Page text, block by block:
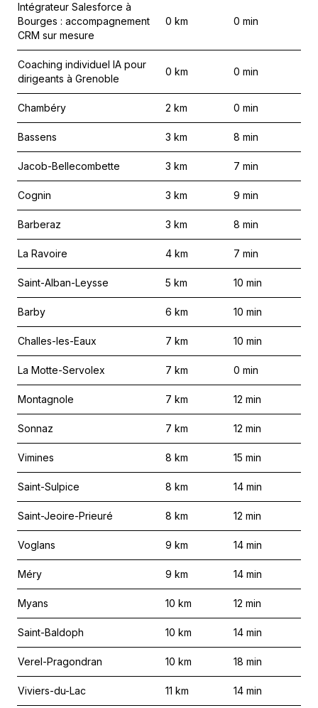
Intégrateur Salesforce à
Bourges : accompagnement
CRM sur mesure
0 km 0 min
Coaching individuel IA pour
dirigeants à Grenoble
0 km 0 min
Chambéry 2 km 0 min
Bassens 3 km 8 min
Jacob-Bellecombette 3 km 7 min
Cognin 3 km 9 min
Barberaz 3 km 8 min
La Ravoire 4 km 7 min
Saint-Alban-Leysse 5 km 10 min
Barby 6 km 10 min
Challes-les-Eaux 7 km 10 min
La Motte-Servolex 7 km 0 min
Montagnole 7 km 12 min
Sonnaz 7 km 12 min
Vimines 8 km 15 min
Saint-Sulpice 8 km 14 min
Saint-Jeoire-Prieuré 8 km 12 min
Voglans 9 km 14 min
Méry 9 km 14 min
Myans 10 km 12 min
Saint-Baldoph 10 km 14 min
Verel-Pragondran 10 km 18 min
Viviers-du-Lac 11 km 14 min